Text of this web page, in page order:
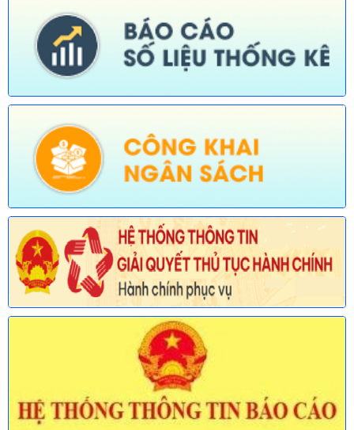
Số: 677/TB-UBND
Tên:
(Thông báo về việc công bố Danh mục thủ tục hành chính
được sửa đổi, bổ sung lĩnh vực an toàn bức xạ và hạt nhân
thuộc phạm vi chức năng quản lý của Sở Khoa học và Công
nghệ)
Số: 678/TB-UBND
Tên:
(Thông báo về việc công bố Danh mục thủ tục hành chính
mới ban hành và bị bãi bỏ lĩnh vực Viên chức thuộc phạm vi
chức năng quản lý của Sở Nội vụ)
Ngày ban hành: (30/07/2026)